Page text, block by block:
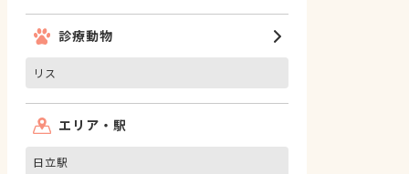
診療動物
リス
エリア・駅
日立駅